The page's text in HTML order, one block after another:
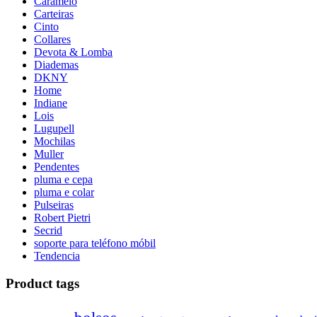
Carteiras
Cinto
Collares
Devota & Lomba
Diademas
DKNY
Home
Indiane
Lois
Lugupell
Mochilas
Muller
Pendentes
pluma e cepa
pluma e colar
Pulseiras
Robert Pietri
Secrid
soporte para teléfono móbil
Tendencia
Product tags